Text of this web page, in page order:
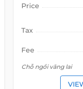
Price
Tax
Fee
Chỗ ngồi vãng lai